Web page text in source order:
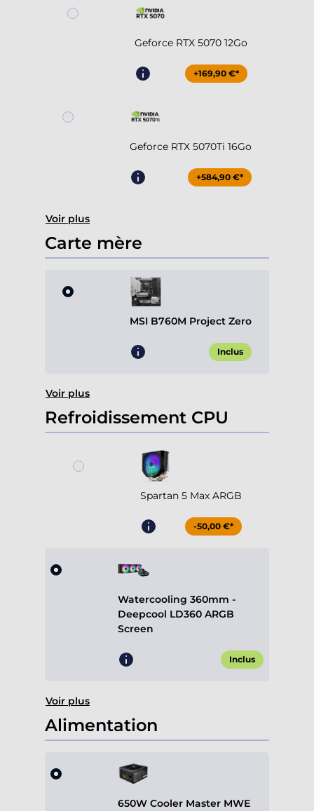
Geforce RTX 5070 12Go
+169,90 €*
Geforce RTX 5070Ti 16Go
+584,90 €*
Voir plus
Carte mère
MSI B760M Project Zero
Inclus
Voir plus
Refroidissement CPU
Spartan 5 Max ARGB
-50,00 €*
Watercooling 360mm -
Deepcool LD360 ARGB
Screen
Inclus
Voir plus
Alimentation
650W Cooler Master MWE